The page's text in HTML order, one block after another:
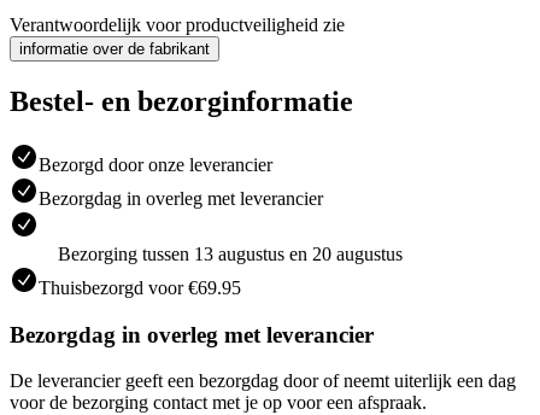
Verantwoordelijk voor productveiligheid zie
informatie over de fabrikant
Bestel- en bezorginformatie
Bezorgd door onze leverancier
Bezorgdag in overleg met leverancier
Bezorging tussen 13 augustus en 20 augustus
Thuisbezorgd voor €69.95
Bezorgdag in overleg met leverancier
De leverancier geeft een bezorgdag door of neemt uiterlijk een dag
voor de bezorging contact met je op voor een afspraak.